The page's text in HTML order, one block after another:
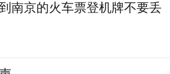
南京的火车票登机牌不要丢